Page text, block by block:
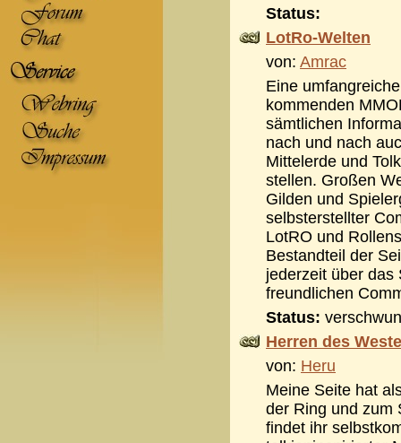
Status:
LotRo-Welten
von: Amrac
Eine
kommenden
sämtlichen
nach und nach
Mittelerde und
stellen. Großen
Gilden und
selbsterstellter
LotRO und
Bestandteil der
jederzeit über das
freundlichen
Status:
Herren des
von: Heru
Meine Seite hat
der Ring und zum
findet ihr